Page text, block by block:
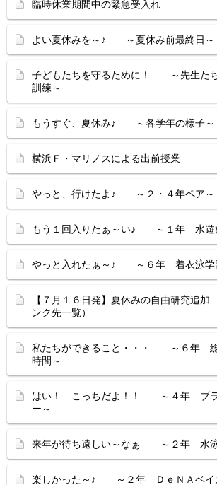
臨時休業期間中の緊急受入れ
よい夏休みを～♪ ～夏休み前最終日～
子どもたちを守るために！ ～先生た
訓練～
もうすぐ、夏休み♪ ～各学年の様子～
横浜Ｆ・マリノスによる出前授業
やっと、行けたよ♪ ～２・４年ペア～
もう１回入りたぁ～い♪ ～１年 水遊
やっと入れたぁ～♪ ～６年 着衣泳学
【７月１６日発】夏休みの自由研究追
ンク先一覧）
私たちができること・・・ ～６年 総
時間～
はい！ こっちだよ！！ ～４年 ブラ
ー～
来年が待ち遠しい～なぁ ～２年 水泳
楽しかった～♪ ～２年 ＤｅＮＡベイ